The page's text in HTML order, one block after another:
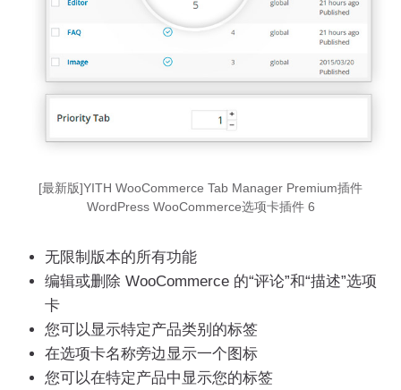
[最新版]YITH WooCommerce Tab Manager Premium插件
WordPress WooCommerce选项卡插件 6
无限制版本的所有功能
编辑或删除 WooCommerce 的“评论”和“描述”选项
卡
您可以显示特定产品类别的标签
在选项卡名称旁边显示一个图标
您可以在特定产品中显示您的标签